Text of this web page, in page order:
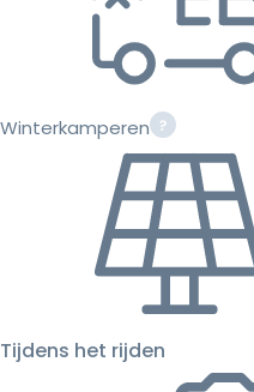
Winterkamperen
Tijdens het rijden